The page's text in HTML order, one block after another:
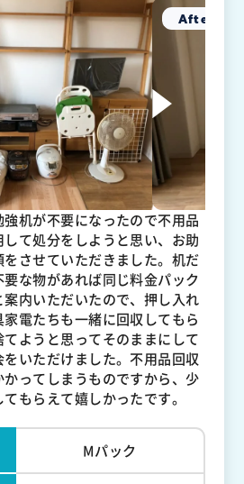
机が不要になったので不用品
て処分をしようと思い、お助
させていただきました。机だ
な物があれば同じ料金パック
内いただいたので、押し入れ
電たちも一緒に回収してもら
ようと思ってそのままにして
いただけました。不用品回収
ってしまうものですから、少
もらえて嬉しかったです。
Mパック